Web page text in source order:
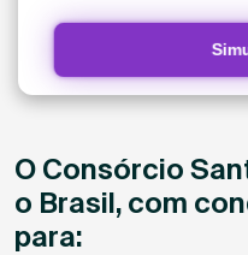
O Consórcio
o Brasil, com
para: